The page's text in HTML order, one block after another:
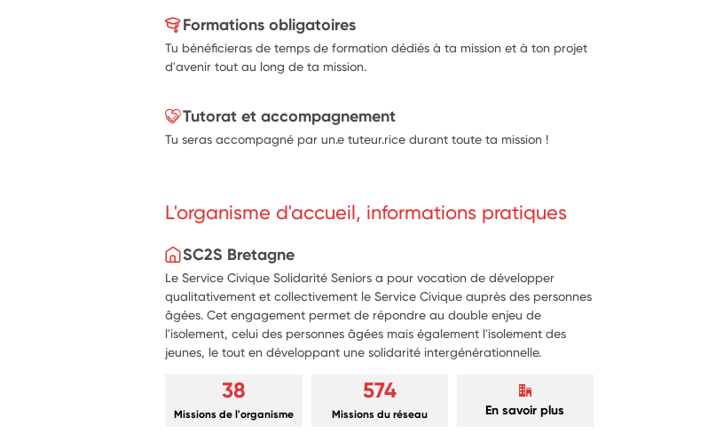
Formations obligatoires
Tu bénéficieras de temps de formation dédiés à ta mission et à ton projet
d'avenir tout au long de ta mission.
Tutorat et accompagnement
Tu seras accompagné par un.e tuteur.rice durant toute ta mission !
L'organisme d'accueil, informations pratiques
SC2S Bretagne
Le Service Civique Solidarité Seniors a pour vocation de développer
qualitativement et collectivement le Service Civique auprès des personnes
âgées. Cet engagement permet de répondre au double enjeu de
l'isolement, celui des personnes âgées mais également l'isolement des
jeunes, le tout en développant une solidarité intergénérationnelle.
38
Missions de l'organisme
574
Missions du réseau En savoir plus